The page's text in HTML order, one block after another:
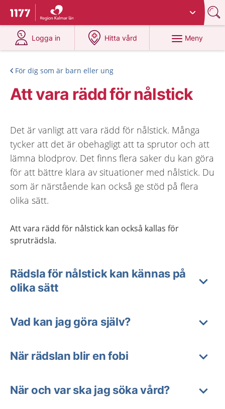
Till startsidan för 1177
Du har valt region
Logga in
på 1177.se
Hitta vård
på 1177.se
Meny
För dig som är barn eller ung
Att vara rädd för nålstick
Det är vanligt att vara rädd för nålstick. Många
tycker att det är obehagligt att ta sprutor och att
lämna blodprov. Det finns flera saker du kan göra
för att bättre klara av situationer med nålstick. Du
som är närstående kan också ge stöd på flera
olika sätt.
Att vara rädd för nålstick kan också kallas för
spruträdsla.
Rädsla för nålstick kan kännas på
olika sätt
Vad kan jag göra själv?
När rädslan blir en fobi
När och var ska jag söka vård?